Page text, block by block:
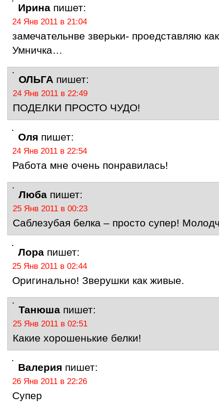
Ирина пишет:
24 Янв 2011 в 21:04
замечательнве зверьки- проедставляю
Умничка…
ОЛЬГА пишет:
24 Янв 2011 в 22:49
ПОДЕЛКИ ПРОСТО ЧУДО!
Оля пишет:
24 Янв 2011 в 22:54
Работа мне очень понравилась!
Люба пишет:
25 Янв 2011 в 00:23
Саблезубая белка – просто супер!
Лора пишет:
25 Янв 2011 в 02:44
Оригинально! Зверушки как живые.
Танюша пишет:
25 Янв 2011 в 02:51
Какие хорошенькие белки!
Валерия пишет:
26 Янв 2011 в 22:26
Cупер